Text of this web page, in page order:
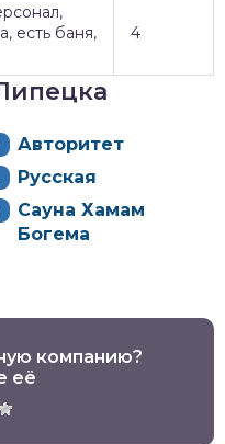
есть баня,
4
Авторитет
Русская
Сауна Хамам
Богема
компанию?
её